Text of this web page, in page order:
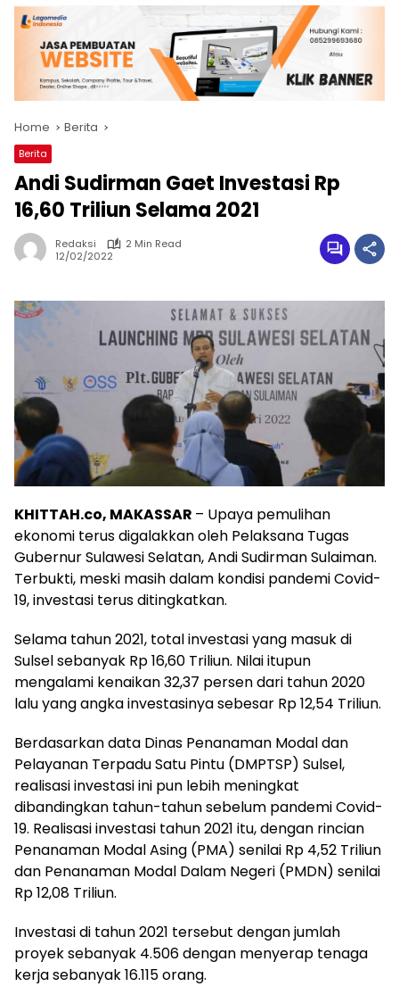
Home Berita
Berita
Andi Sudirman Gaet Investasi Rp
16,60 Triliun Selama 2021
Redaksi
2 Min Read
12/02/2022
KHITTAH.co, MAKASSAR – Upaya pemulihan
ekonomi terus digalakkan oleh Pelaksana Tugas
Gubernur Sulawesi Selatan, Andi Sudirman Sulaiman.
Terbukti, meski masih dalam kondisi pandemi Covid-
19, investasi terus ditingkatkan.
Selama tahun 2021, total investasi yang masuk di
Sulsel sebanyak Rp 16,60 Triliun. Nilai itupun
mengalami kenaikan 32,37 persen dari tahun 2020
lalu yang angka investasinya sebesar Rp 12,54 Triliun.
Berdasarkan data Dinas Penanaman Modal dan
Pelayanan Terpadu Satu Pintu (DMPTSP) Sulsel,
realisasi investasi ini pun lebih meningkat
dibandingkan tahun-tahun sebelum pandemi Covid-
19. Realisasi investasi tahun 2021 itu, dengan rincian
Penanaman Modal Asing (PMA) senilai Rp 4,52 Triliun
dan Penanaman Modal Dalam Negeri (PMDN) senilai
Rp 12,08 Triliun.
Investasi di tahun 2021 tersebut dengan jumlah
proyek sebanyak 4.506 dengan menyerap tenaga
kerja sebanyak 16.115 orang.